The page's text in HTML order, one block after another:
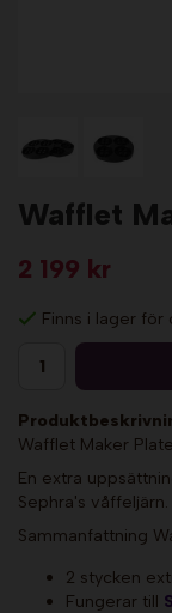
Wafflet
2 199 kr
Finns i lager
Wafflet Maker
En extra
Sephra's våffeljärn.
Sammanfattning
2 stycken
Fungerar till